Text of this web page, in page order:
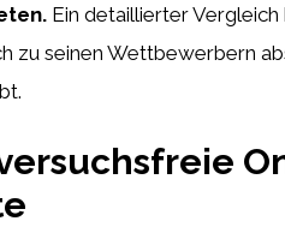
Ein detaillierter Vergleich
zu seinen Wettbewerbern